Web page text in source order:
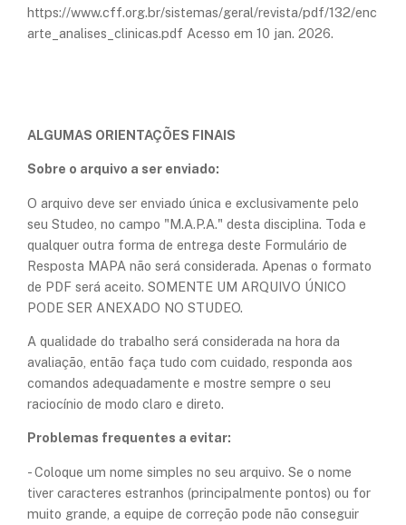
https://www.cff.org.br/sistemas/geral/revista/pdf/132/enc
arte_analises_clinicas.pdf Acesso em 10 jan. 2026.
ALGUMAS ORIENTAÇÕES FINAIS
Sobre o arquivo a ser enviado:
O arquivo deve ser enviado única e exclusivamente pelo
seu Studeo, no campo "M.A.P.A." desta disciplina. Toda e
qualquer outra forma de entrega deste Formulário de
Resposta MAPA não será considerada. Apenas o formato
de PDF será aceito. SOMENTE UM ARQUIVO ÚNICO
PODE SER ANEXADO NO STUDEO.
A qualidade do trabalho será considerada na hora da
avaliação, então faça tudo com cuidado, responda aos
comandos adequadamente e mostre sempre o seu
raciocínio de modo claro e direto.
Problemas frequentes a evitar:
- Coloque um nome simples no seu arquivo. Se o nome
tiver caracteres estranhos (principalmente pontos) ou for
muito grande, a equipe de correção pode não conseguir